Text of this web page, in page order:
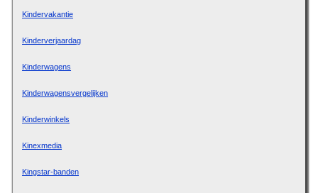
Kindervakantie
Kinderverjaardag
Kinderwagens
Kinderwagensvergelijken
Kinderwinkels
Kinexmedia
Kingstar-banden